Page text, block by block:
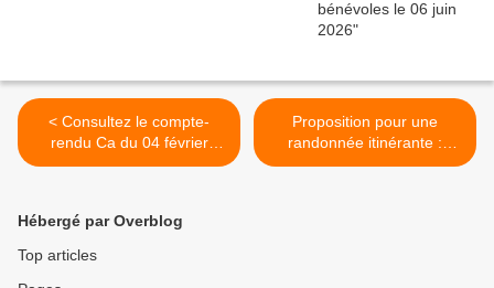
< Consultez le compte-
rendu Ca du 04 février
2026
Proposition pour une
randonnée itinérante :
Autour des glaciers de la
Hébergé par Overblog
Top articles